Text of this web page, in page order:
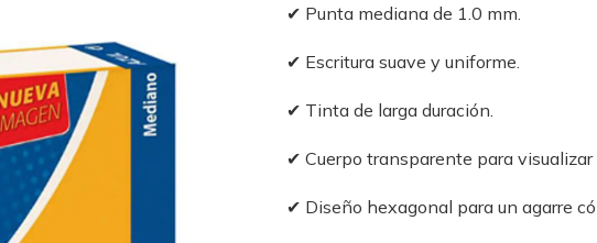
✔ Punta mediana de 1.0 mm.
✔ Escritura suave y uniforme.
✔ Tinta de larga duración.
✔ Cuerpo transparente para
✔ Diseño hexagonal para un agarre